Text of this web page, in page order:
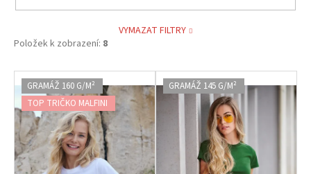
VYMAZAT FILTRY
Položek k zobrazení: 8
V
ý
p
i
s
p
GRAMÁŽ 160 G/M²
TOP TRIČKO MALFINI
GRAMÁŽ 145 G/M²